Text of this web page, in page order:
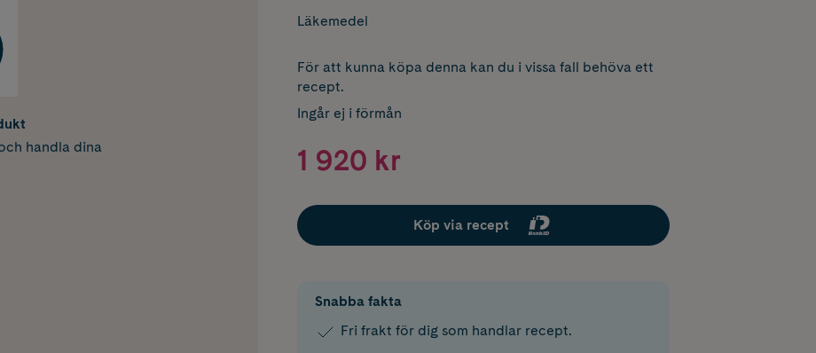
handla dina
Läkemedel
För att kunna köpa denna kan du i vissa fall behöva ett
recept.
Ingår ej i förmån
1 920 kr
Köp via recept
Snabba fakta
Fri frakt för dig som handlar recept.